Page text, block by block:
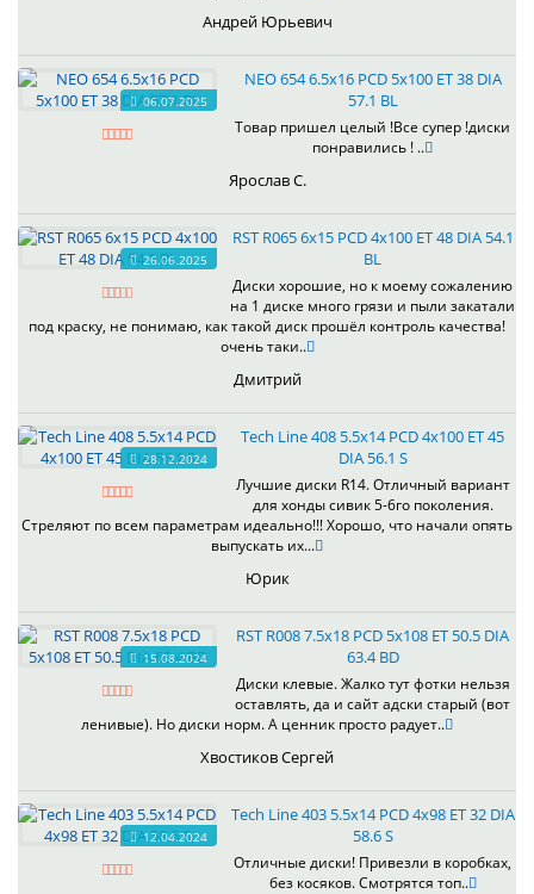
Андрей Юрьевич
06.07.2025
NEO 654 6.5x16 PCD 5x100 ET 38 DIA
57.1 BL
Товар пришел целый !Все супер !диски
понравились ! ..
Ярослав С.
26.06.2025
RST R065 6x15 PCD 4x100 ET 48 DIA 54.1
BL
Диски хорошие, но к моему сожалению
на 1 диске много грязи и пыли закатали
под краску, не понимаю, как такой диск прошёл контроль качества!
очень таки..
Дмитрий
28.12.2024
Tech Line 408 5.5x14 PCD 4x100 ET 45
DIA 56.1 S
Лучшие диски R14. Отличный вариант
для хонды сивик 5-6го поколения.
Стреляют по всем параметрам идеально!!! Хорошо, что начали опять
выпускать их...
Юрик
15.08.2024
RST R008 7.5x18 PCD 5x108 ET 50.5 DIA
63.4 BD
Диски клевые. Жалко тут фотки нельзя
оставлять, да и сайт адски старый (вот
ленивые). Но диски норм. А ценник просто радует..
Хвостиков Сергей
12.04.2024
Tech Line 403 5.5x14 PCD 4x98 ET 32 DIA
58.6 S
Отличные диски! Привезли в коробках,
без косяков. Смотрятся топ..